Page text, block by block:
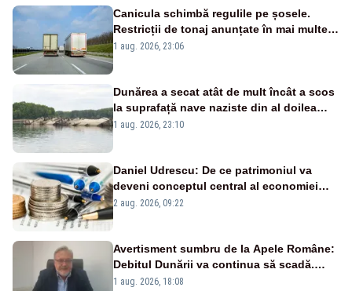
Canicula schimbă regulile pe șosele.
Restricții de tonaj anunțate în mai multe
județe
1 aug. 2026, 23:06
Dunărea a secat atât de mult încât a scos
la suprafață nave naziste din al doilea
război mondial
1 aug. 2026, 23:10
Daniel Udrescu: De ce patrimoniul va
deveni conceptul central al economiei
viitoare?
2 aug. 2026, 09:22
Avertisment sumbru de la Apele Române:
Debitul Dunării va continua să scadă.
Cernavodă s-ar putea închide în 4 zile
1 aug. 2026, 18:08